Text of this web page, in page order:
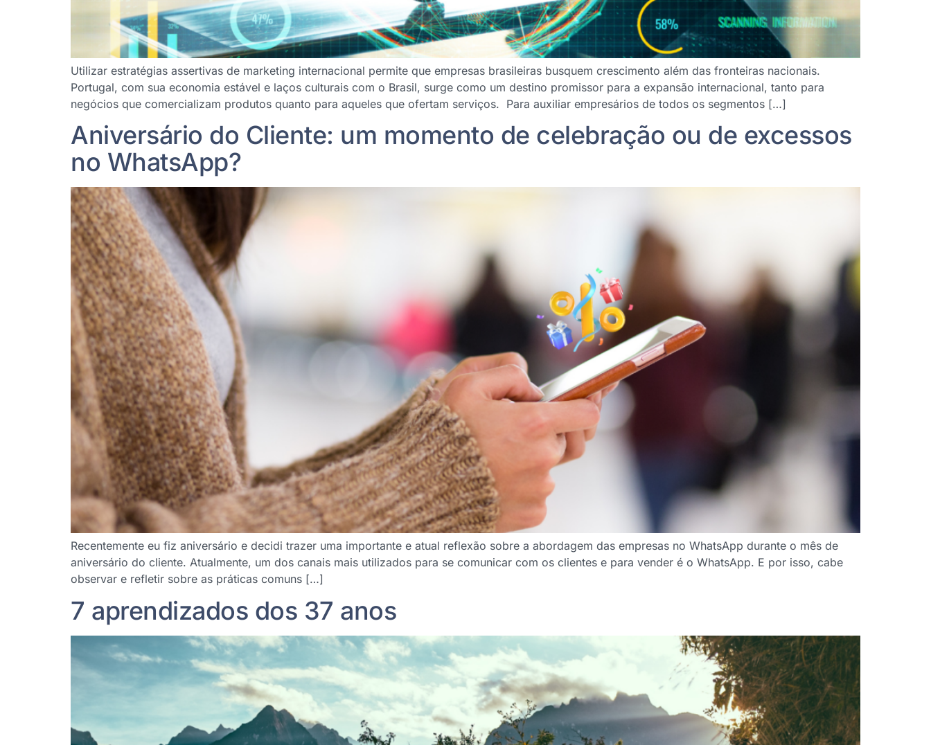
Utilizar estratégias assertivas de marketing internacional permite que empresas brasileiras busquem crescimento além das fronteiras nacionais.
Portugal, com sua economia estável e laços culturais com o Brasil, surge como um destino promissor para a expansão internacional, tanto para
negócios que comercializam produtos quanto para aqueles que ofertam serviços. Para auxiliar empresários de todos os segmentos […]
Aniversário do Cliente: um momento de celebração ou de excessos
no WhatsApp?
Recentemente eu fiz aniversário e decidi trazer uma importante e atual reflexão sobre a abordagem das empresas no WhatsApp durante o mês de
aniversário do cliente. Atualmente, um dos canais mais utilizados para se comunicar com os clientes e para vender é o WhatsApp. E por isso, cabe
observar e refletir sobre as práticas comuns […]
7 aprendizados dos 37 anos